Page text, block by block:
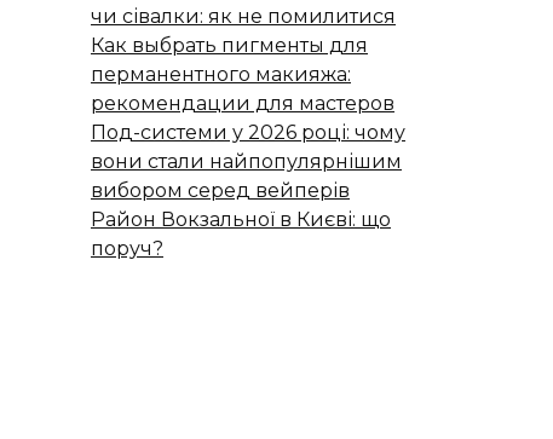
чи сівалки: як не помилитися
Как выбрать пигменты для
перманентного макияжа:
рекомендации для мастеров
Под-системи у 2026 році: чому
вони стали найпопулярнішим
вибором серед вейперів
Район Вокзальної в Києві: що
поруч?